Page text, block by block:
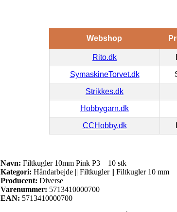
Webshop
Rito.dk
SymaskineTorvet.dk
Strikkes.dk
Hobbygarn.dk
CCHobby.dk
Navn: Filtkugler 10mm Pink P3 – 10 stk
Kategori: Håndarbejde || Filtkugler || Filtkugler 10 mm
Producent: Diverse
Varenummer: 5713410000700
EAN: 5713410000700